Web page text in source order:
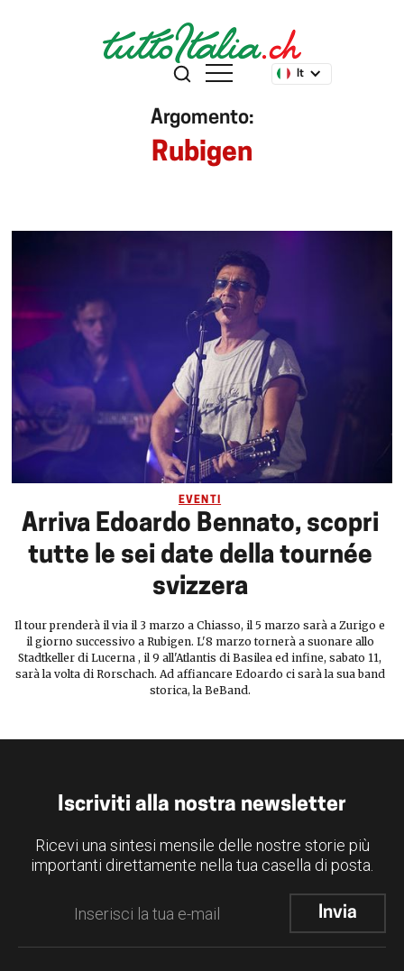
It
Argomento:
Rubigen
EVENTI
Arriva Edoardo Bennato, scopri
tutte le sei date della tournée
svizzera
Il tour prenderà il via il 3 marzo a Chiasso, il 5 marzo sarà a Zurigo e
il giorno successivo a Rubigen. L'8 marzo tornerà a suonare allo
Stadtkeller di Lucerna , il 9 all'Atlantis di Basilea ed infine, sabato 11,
sarà la volta di Rorschach. Ad affiancare Edoardo ci sarà la sua band
storica, la BeBand.
Iscriviti alla nostra newsletter
Ricevi una sintesi mensile delle nostre storie più
importanti direttamente nella tua casella di posta.